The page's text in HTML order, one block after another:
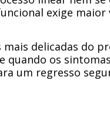
exige
delicadas do
quando os
um regresso